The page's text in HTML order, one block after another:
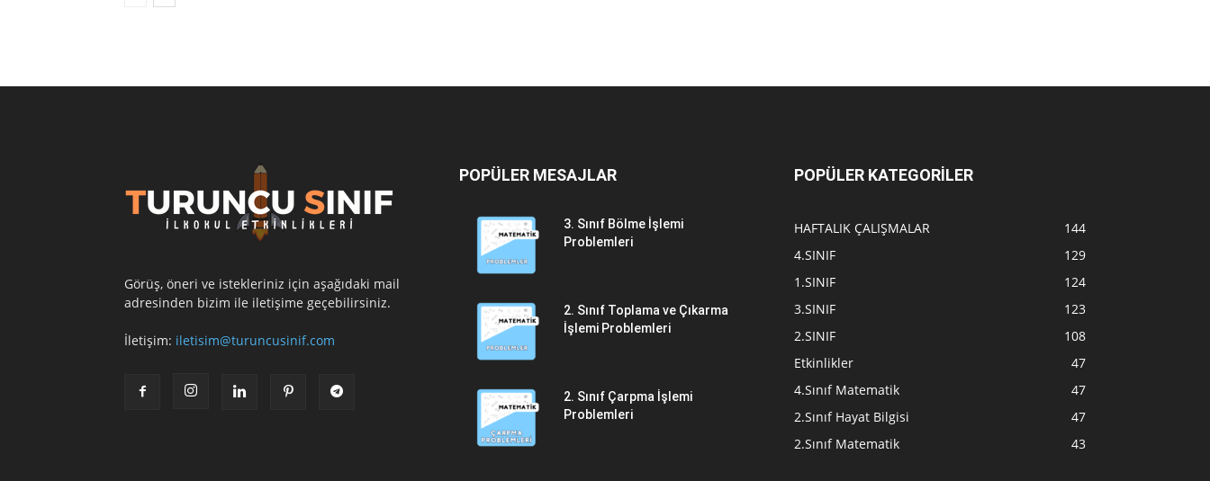
Görüş, öneri ve istekleriniz için aşağıdaki mail
adresinden bizim ile iletişime geçebilirsiniz.
İletişim: iletisim@turuncusinif.com
POPÜLER MESAJLAR
3. Sınıf Bölme İşlemi
Problemleri
2. Sınıf Toplama ve Çıkarma
İşlemi Problemleri
2. Sınıf Çarpma İşlemi
Problemleri
POPÜLER KATEGORİLER
HAFTALIK ÇALIŞMALAR
144
4.SINIF
129
1.SINIF
124
3.SINIF
123
2.SINIF
108
Etkinlikler
47
4.Sınıf Matematik
47
2.Sınıf Hayat Bilgisi
47
2.Sınıf Matematik
43